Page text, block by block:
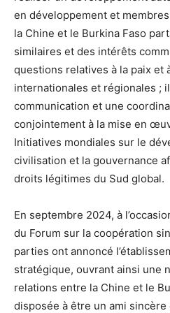
en développement et
la Chine et le Burkina Faso
similaires et des intérêts
questions relatives à la paix et
internationales et régionales ;
communication et une
conjointement à la mise en
Initiatives mondiales sur le
civilisation et la gouvernance
droits légitimes du Sud global.
En septembre 2024, à
du Forum sur la coopération
parties ont annoncé
stratégique, ouvrant ainsi une
relations entre la Chine et le
disposée à être un ami